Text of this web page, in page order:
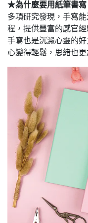
★為什麼要用紙筆書
多項研究發現，手寫
程，提供豐富的感官
手寫也是沉澱心靈的
心變得輕鬆，思緒也